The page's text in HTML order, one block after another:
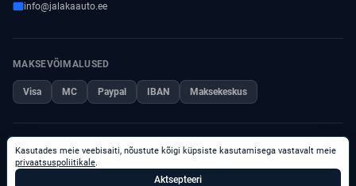
Kasutades meie veebisaiti, nõustute kõigi küpsiste kasutamisega vastavalt meie
privaatsuspoliitikale.
Aktsepteeri
info@jalakaauto.ee
MAKSEVÕIMALUSED
Visa MC Paypal IBAN Maksekeskus
© 2026 Kõik õigused kaitstud.
Privaatsuspoliitika